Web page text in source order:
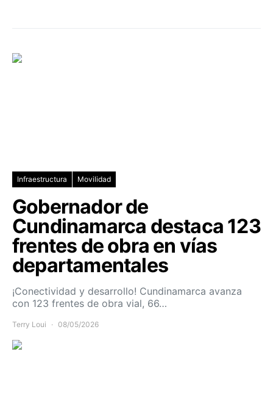
Infraestructura Movilidad
Gobernador de
Cundinamarca destaca 123
frentes de obra en vías
departamentales
¡Conectividad y desarrollo! Cundinamarca avanza
con 123 frentes de obra vial, 66…
Terry Loui 08/05/2026